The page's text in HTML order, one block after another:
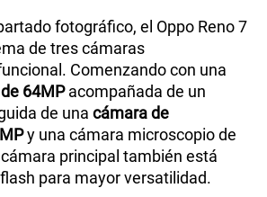
50% dto. x 12 meses
200GBen alta velocidad
S/ 289.90 S/144.95
50% dto. x 12 meses
Ver menos planes
Principal 64M+2M+2M
fotográfico, el Oppo Reno 7
de tres cámaras
Comenzando con una
64MPacompañada de un
de una cámara de
y una cámara microscopio de
principal también está
para mayor versatilidad.